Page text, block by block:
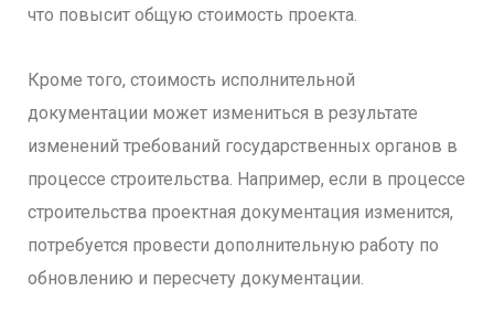
что повысит общую стоимость проекта.
Кроме того, стоимость исполнительной
документации может измениться в результате
изменений требований государственных органов в
процессе строительства. Например, если в процессе
строительства проектная документация изменится,
потребуется провести дополнительную работу по
обновлению и пересчету документации.